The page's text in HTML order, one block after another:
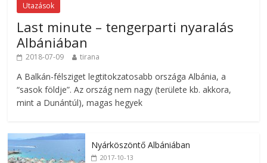
Utazások
Last minute – tengerparti nyaralás
Albániában
2018-07-09 tirana
A Balkán-félsziget legtitokzatosabb országa Albánia, a
“sasok földje”. Az ország nem nagy (területe kb. akkora,
mint a Dunántúl), magas hegyek
Nyárköszöntő Albániában
2017-10-13